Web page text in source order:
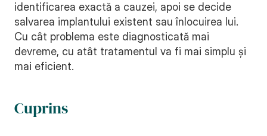
identificarea exactă a cauzei, apoi se decide
salvarea implantului existent sau înlocuirea lui.
Cu cât problema este diagnosticată mai
devreme, cu atât tratamentul va fi mai simplu și
mai eficient.
Cuprins